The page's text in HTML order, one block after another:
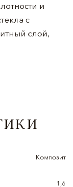
и
с
слой,
Композит
1,6